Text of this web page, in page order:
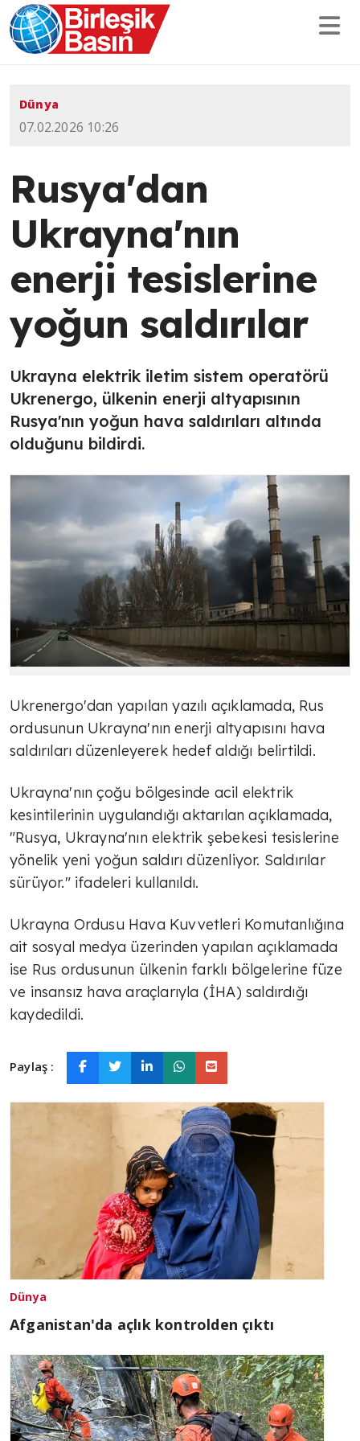
Dünya
07.02.2026 10:26
Rusya'dan
Ukrayna'nın
enerji tesislerine
yoğun saldırılar
Ukrayna elektrik iletim sistem operatörü
Ukrenergo, ülkenin enerji altyapısının
Rusya'nın yoğun hava saldırıları altında
olduğunu bildirdi.
Ukrenergo'dan yapılan yazılı açıklamada, Rus
ordusunun Ukrayna'nın enerji altyapısını hava
saldırıları düzenleyerek hedef aldığı belirtildi.
Ukrayna'nın çoğu bölgesinde acil elektrik
kesintilerinin uygulandığı aktarılan açıklamada,
"Rusya, Ukrayna'nın elektrik şebekesi tesislerine
yönelik yeni yoğun saldırı düzenliyor. Saldırılar
sürüyor." ifadeleri kullanıldı.
Ukrayna Ordusu Hava Kuvvetleri Komutanlığına
ait sosyal medya üzerinden yapılan açıklamada
ise Rus ordusunun ülkenin farklı bölgelerine füze
ve insansız hava araçlarıyla (İHA) saldırdığı
kaydedildi.
Paylaş :
Dünya
Afganistan'da açlık kontrolden çıktı